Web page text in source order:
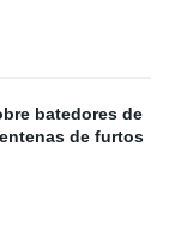
batedores de
de furtos